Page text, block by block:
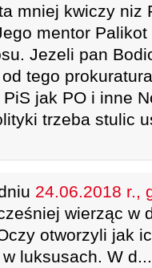
mniej kwiczy niz
mentor
Jezeli pan
tego
jak PO i inne
trzeba stulic
24.06.2018 r.,
wierząc w
otworzyli jak
luksusach. W